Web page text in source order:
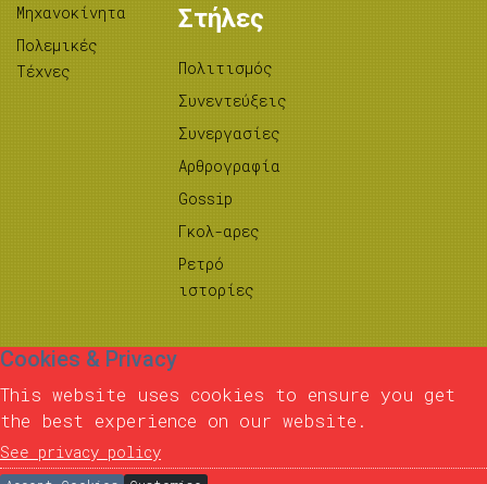
Μηχανοκίνητα
Πολεμικές
Τέχνες
Στήλες
Πολιτισμός
Συνεντεύξεις
Συνεργασίες
Αρθρογραφία
Gossip
Γκολ-αρες
Ρετρό
ιστορίες
Cookies & Privacy
This website uses cookies to ensure you get
the best experience on our website.
See privacy policy